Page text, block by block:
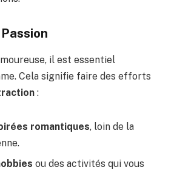
il est essentiel
Cela signifie faire des efforts
:
romantiques, loin de la
ou des activités qui vous